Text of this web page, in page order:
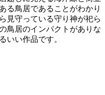
る鳥居であることがわかり
見守っている守り神が祀ら
鳥居のインパクトがありな
いい作品です。